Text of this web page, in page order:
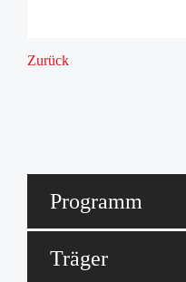
Zurück
Programm
Träger